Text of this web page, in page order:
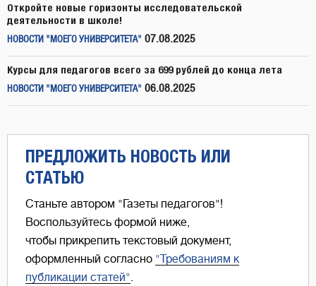
Откройте новые горизонты исследовательской
деятельности в школе!
НОВОСТИ "МОЕГО УНИВЕРСИТЕТА" 07.08.2025
Курсы для педагогов всего за 699 рублей до конца лета
НОВОСТИ "МОЕГО УНИВЕРСИТЕТА" 06.08.2025
ПРЕДЛОЖИТЬ НОВОСТЬ ИЛИ
СТАТЬЮ
Станьте автором "Газеты педагогов"!
Воспользуйтесь формой ниже,
чтобы прикрепить текстовый документ,
оформленный согласно "Требованиям к
публикации статей"